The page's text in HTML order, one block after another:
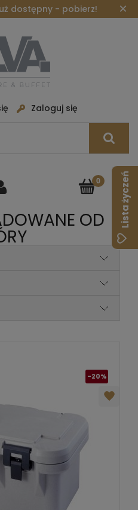
dostępny - pobierz! ×
Zaloguj się
OD
-20%
Lista życzeń